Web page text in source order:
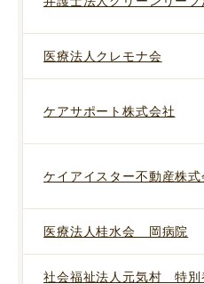
医療法人クレモナ会
ケアサポート株式会社
ケイアイスター不動産株式
医療法人桂水会 岡病院
社会福祉法人元気村 特別